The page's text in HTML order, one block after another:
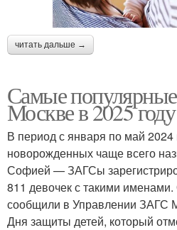
читать дальше →
Самые
Москве в 2025
В период с января по май 2024
новорожденных чаще всего
Софией — ЗАГСы
811 девочек с такими
сообщили в Управлении ЗАГС
Дня защиты детей, который